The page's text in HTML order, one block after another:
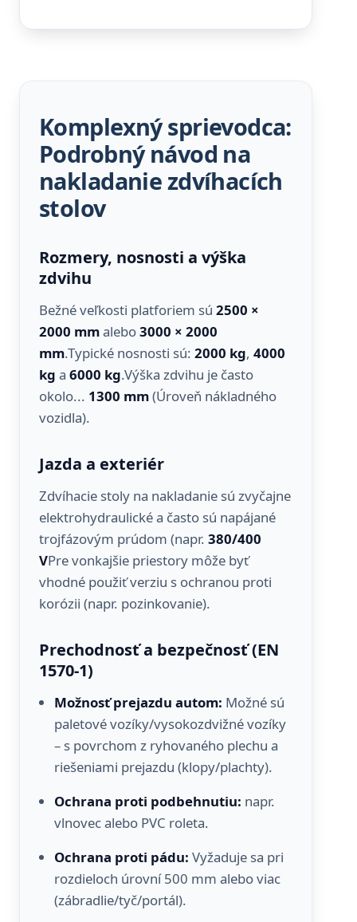
Komplexný sprievodca:
Podrobný návod na
nakladanie zdvíhacích
stolov
Rozmery, nosnosti a výška
zdvihu
Bežné veľkosti platforiem sú 2500 ×
2000 mmalebo3000 × 2000
mm.Typické nosnosti sú: 2000 kg, 4000
kg a 6000 kg.Výška zdvihu je často
okolo... 1300 mm(Úroveň nákladného
vozidla).
Jazda a exteriér
Zdvíhacie stoly na nakladanie sú zvyčajne
elektrohydraulické a často sú napájané
trojfázovým prúdom (napr. 380/400
VPre vonkajšie priestory môže byť
vhodné použiť verziu s ochranou proti
korózii (napr. pozinkovanie).
Prechodnosť a bezpečnosť (EN
1570-1)
Možnosť prejazdu autom: Možné sú
paletové vozíky/vysokozdvižné vozíky
– s povrchom z ryhovaného plechu a
riešeniami prejazdu (klopy/plachty).
Ochrana proti podbehnutiu: napr.
vlnovec alebo PVC roleta.
Ochrana proti pádu: Vyžaduje sa pri
rozdieloch úrovní 500 mm alebo viac
(zábradlie/tyč/portál).